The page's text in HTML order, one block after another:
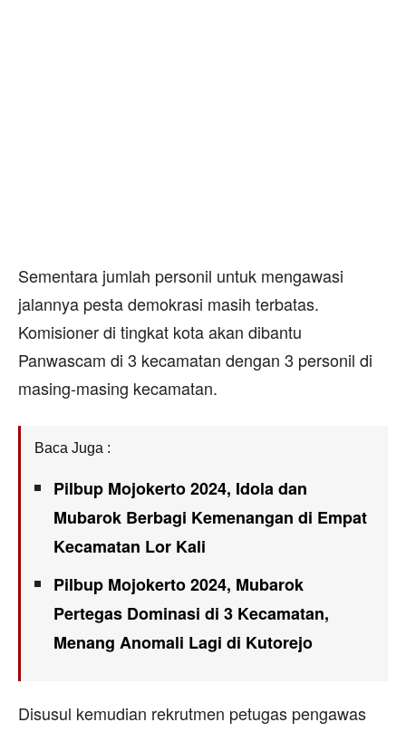
Sementara jumlah personil untuk mengawasi
jalannya pesta demokrasi masih terbatas.
Komisioner di tingkat kota akan dibantu
Panwascam di 3 kecamatan dengan 3 personil di
masing-masing kecamatan.
Baca Juga :
Pilbup Mojokerto 2024, Idola dan
Mubarok Berbagi Kemenangan di Empat
Kecamatan Lor Kali
Pilbup Mojokerto 2024, Mubarok
Pertegas Dominasi di 3 Kecamatan,
Menang Anomali Lagi di Kutorejo
Disusul kemudian rekrutmen petugas pengawas